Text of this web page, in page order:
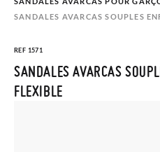
SANDALES AVARCAS SOUPLES
REF 1571
SANDALES AVARCAS
FLEXIBLE